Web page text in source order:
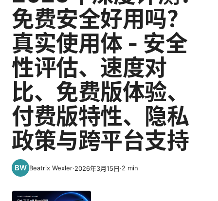
免费安全好用吗？
真实使用体 - 安全
性评估、速度对
比、免费版体验、
付费版特性、隐私
政策与跨平台支持
Beatrix Wexler·2026年3月15日·2 min